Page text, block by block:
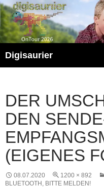
Zum
Inhalt
springen
Digisaurier
DER
DEN
(EIGENES
08.07.2020 1200 × 892
BLUETOOTH, BITTE MELDEN!